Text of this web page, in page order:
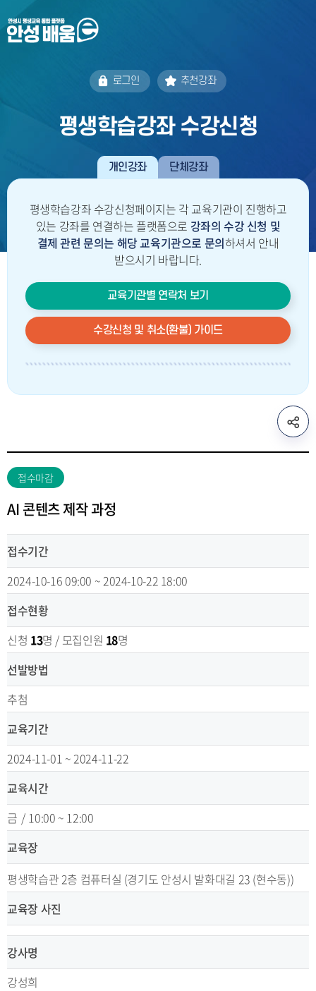
로그인 추천강좌
평생학습강좌 수강신청
개인강좌 단체강좌
평생학습강좌 수강신청페이지는 각 교육기관이 진행하고
있는 강좌를 연결하는 플랫폼으로 강좌의 수강 신청 및
결제 관련 문의는 해당 교육기관으로 문의하셔서 안내
받으시기 바랍니다.
교육기관별 연락처 보기
수강신청 및 취소(환불) 가이드
sns
공
유
기
접수마감
AI 콘텐츠 제작 과정
접수기간
2024-10-16 09:00 ~ 2024-10-22 18:00
접수현황
신청 13명 / 모집인원 18명
선발방법
추첨
교육기간
2024-11-01 ~ 2024-11-22
교육시간
금 / 10:00 ~ 12:00
교육장
평생학습관 2층 컴퓨터실 (경기도 안성시 발화대길 23 (현수동))
교육장 사진
강사명
강성희